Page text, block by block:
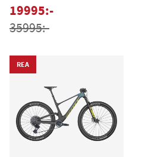
19995:-
35995:-
REA